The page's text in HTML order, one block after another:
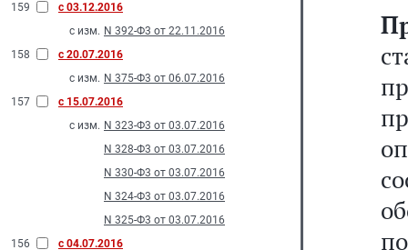
159
с 03.12.2016
с изм. N 392-Ф3 от 22.11.2016
158
с 20.07.2016
с изм. N 375-Ф3 от 06.07.2016
157
с 15.07.2016
с изм. N 323-Ф3 от 03.07.2016
N 328-Ф3 от 03.07.2016
N 330-Ф3 от 03.07.2016
N 324-Ф3 от 03.07.2016
N 325-Ф3 от 03.07.2016
156
с 04.07.2016